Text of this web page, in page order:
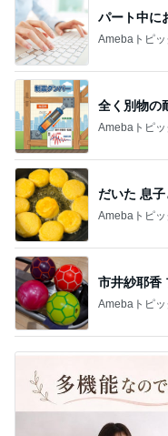
パート中に
Amebaトピッ
全く別物の
Amebaトピッ
だいた 息
Amebaトピッ
市井紗耶香
Amebaトピッ